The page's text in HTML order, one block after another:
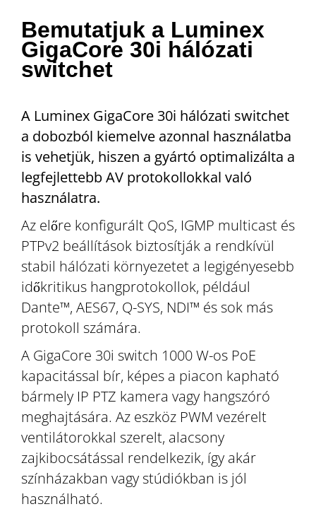
Bemutatjuk a Luminex
GigaCore 30i hálózati
switchet
A Luminex GigaCore 30i hálózati switchet
a dobozból kiemelve azonnal használatba
is vehetjük, hiszen a gyártó optimalizálta a
legfejlettebb AV protokollokkal való
használatra.
Az előre konfigurált QoS, IGMP multicast és
PTPv2 beállítások biztosítják a rendkívül
stabil hálózati környezetet a legigényesebb
időkritikus hangprotokollok, például
Dante™, AES67, Q-SYS, NDI™ és sok más
protokoll számára.
A GigaCore 30i switch 1000 W-os PoE
kapacitással bír, képes a piacon kapható
bármely IP PTZ kamera vagy hangszóró
meghajtására. Az eszköz PWM vezérelt
ventilátorokkal szerelt, alacsony
zajkibocsátással rendelkezik, így akár
színházakban vagy stúdiókban is jól
használható.